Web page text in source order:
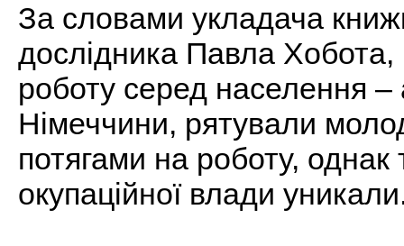
За словами укладача
дослідника Павла Хобота,
роботу серед населення –
Німеччини, рятували
потягами на роботу, однак
окупаційної влади